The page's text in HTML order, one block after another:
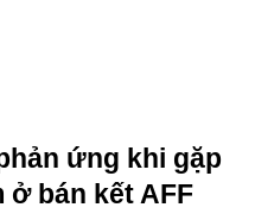
ứng khi gặp
ở bán kết AFF